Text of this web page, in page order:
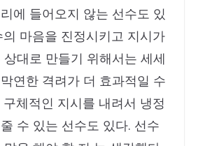
에 들어오지 않는 선수도 있
마음을 진정시키고 지시가
상대로 만들기 위해서는 세세
연한 격려가 더 효과적일 수
체적인 지시를 내려서 냉정
수 있는 선수도 있다. 선수